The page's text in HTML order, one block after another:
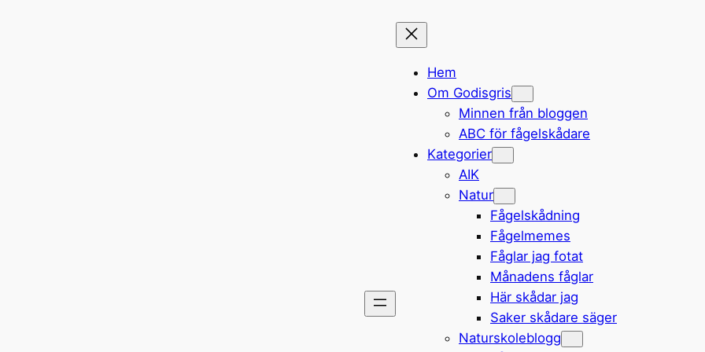
Hem
Om Godisgris
Minnen från bloggen
ABC för fågelskådare
Kategorier
AIK
Natur
Fågelskådning
Fågelmemes
Fåglar jag fotat
Månadens fåglar
Här skådar jag
Saker skådare säger
Naturskoleblogg